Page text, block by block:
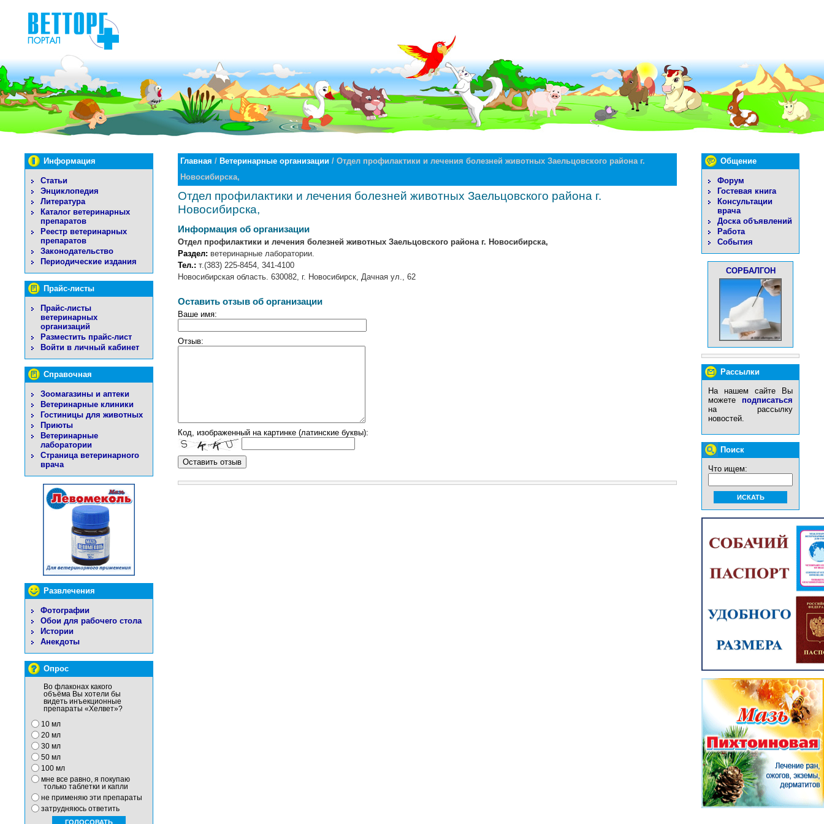
Информация
Статьи
Энциклопедия
Литература
Каталог ветеринарных
препаратов
Реестр ветеринарных
препаратов
Законодательство
Периодические издания
Прайс-листы
Прайс-листы
ветеринарных
организаций
Разместить прайс-лист
Войти в личный кабинет
Справочная
Зоомагазины и аптеки
Ветеринарные клиники
Гостиницы для животных
Приюты
Ветеринарные
лаборатории
Страница ветеринарного
врача
Развлечения
Фотографии
Обои для рабочего стола
Истории
Анекдоты
Опрос
Во флаконах какого
объёма Вы хотели бы
видеть инъекционные
препараты «Хелвет»?
10 мл
20 мл
30 мл
50 мл
100 мл
мне все равно, я покупаю
только таблетки и капли
не применяю эти препараты
затрудняюсь ответить
Общение
Форум
Гостевая книга
Консультации
врача
Доска объявлений
Работа
События
СОРБАЛГОН
Рассылки
На нашем сайте Вы
можете подписаться
на рассылку
новостей.
Поиск
Что ищем:
Главная / Ветеринарные организации / Отдел профилактики и лечения болезней животных Заельцовского района г.
Новосибирска,
Отдел профилактики и лечения болезней животных Заельцовского района г.
Новосибирска,
Информация об организации
Отдел профилактики и лечения болезней животных Заельцовского района г. Новосибирска,
Раздел: ветеринарные лаборатории.
Тел.: т.(383) 225-8454, 341-4100
Новосибирская область. 630082, г. Новосибирск, Дачная ул., 62
Оставить отзыв об организации
Ваше имя:
Отзыв:
Код, изображенный на картинке (латинские буквы):